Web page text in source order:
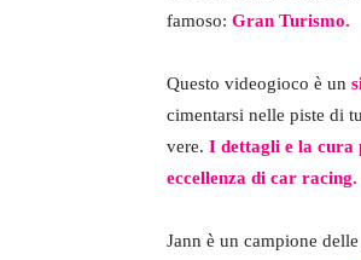
famoso: Gran Turismo.
Questo videogioco è un
cimentarsi nelle piste di
vere. I dettagli e la cura
eccellenza di car racing.
Jann è un campione